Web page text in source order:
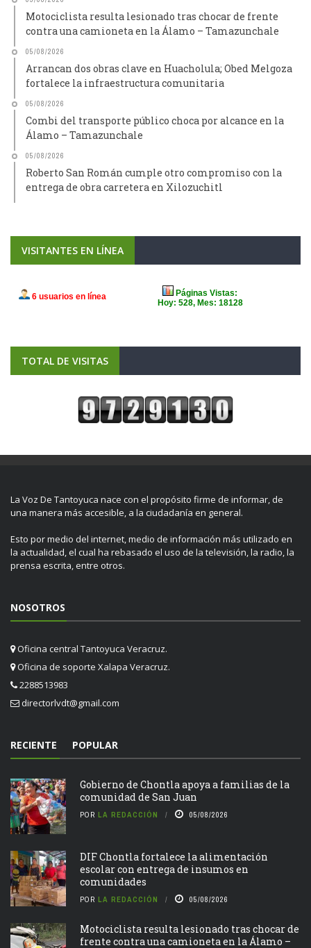
Motociclista resulta lesionado tras chocar de frente
contra una camioneta en la Álamo – Tamazunchale
05/08/2026
Arrancan dos obras clave en Huacholula; Obed Melgoza
fortalece la infraestructura comunitaria
05/08/2026
Combi del transporte público choca por alcance en la
Álamo – Tamazunchale
05/08/2026
Roberto San Román cumple otro compromiso con la
entrega de obra carretera en Xilozuchitl
VISITANTES EN LÍNEA
TOTAL DE VISITAS
La Voz De Tantoyuca nace con el propósito firme de informar, de
una manera más accesible, a la ciudadanía en general.
Esto por medio del internet, medio de información más utilizado en
la actualidad, el cual ha rebasado el uso de la televisión, la radio, la
prensa escrita, entre otros.
NOSOTROS
Oficina central Tantoyuca Veracruz.
Oficina de soporte Xalapa Veracruz.
2288513983
directorlvdt@gmail.com
RECIENTE POPULAR
Gobierno de Chontla apoya a familias de la
comunidad de San Juan
POR LA REDACCIÓN 05/08/2026
DIF Chontla fortalece la alimentación
escolar con entrega de insumos en
comunidades
POR LA REDACCIÓN 05/08/2026
Motociclista resulta lesionado tras chocar de
frente contra una camioneta en la Álamo –